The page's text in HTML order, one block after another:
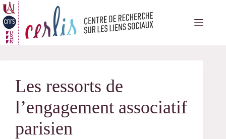
Passer
au
contenu
Les ressorts de
l’engagement associatif
parisien